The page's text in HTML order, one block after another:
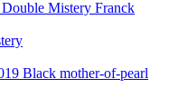
Franck